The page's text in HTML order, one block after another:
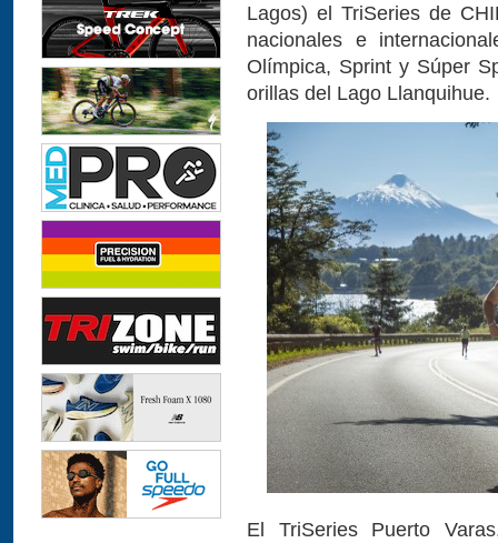
Lagos) el TriSeries de
nacionales e
Olímpica, Sprint y Súper
orillas del Lago Llanquihue.
El TriSeries Puerto